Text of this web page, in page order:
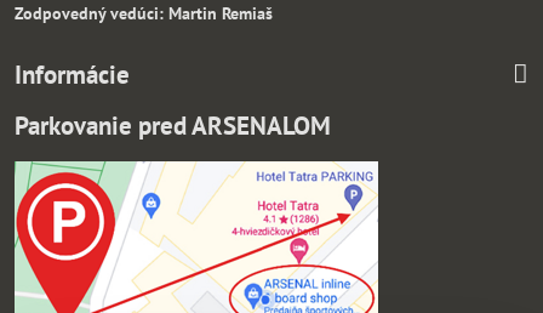
Zodpovedný vedúci: Martin Remiaš
Informácie
Parkovanie pred ARSENALOM